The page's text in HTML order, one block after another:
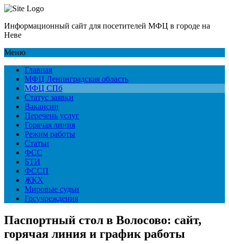
Информационный сайт для посетителей МФЦ в городе на
Неве
Меню
Главная
МФЦ Ленинградская область
МФЦ СПб
Статус заявки
Вакансии
Перечень услуг
Горячая линия
Режим работы
Статьи
ФСС
БТИ
ФССП
ЖКХ
Мировые судьи
Госучреждения
Паспортный стол в Волосово: сайт,
горячая линия и график работы